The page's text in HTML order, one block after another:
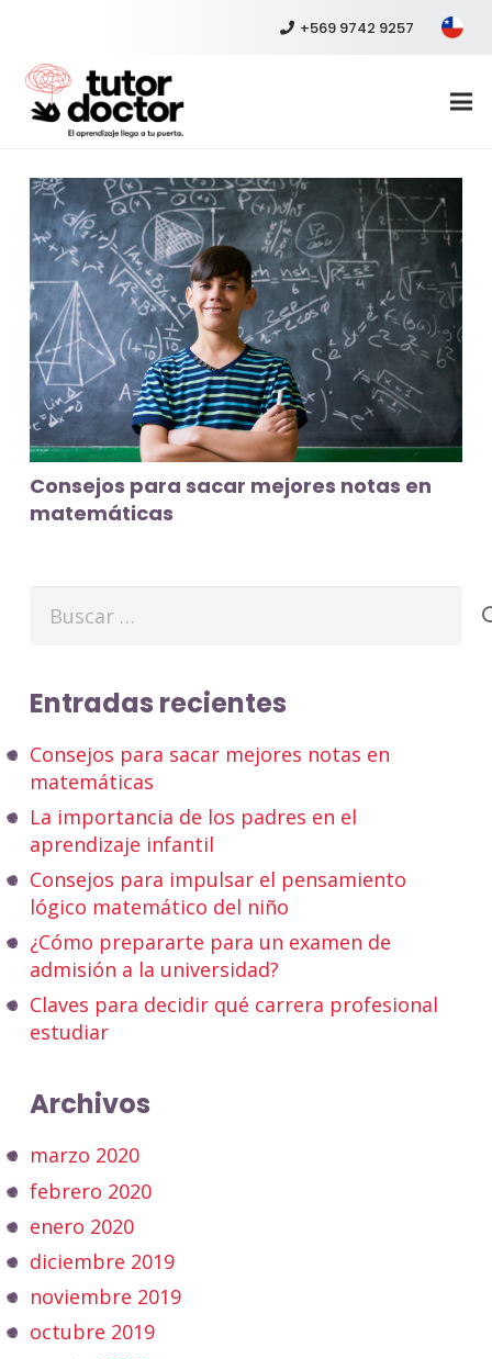
+569 9742 9257
Consejos para sacar mejores notas en
matemáticas
Entradas recientes
Consejos para sacar mejores notas en
matemáticas
La importancia de los padres en el
aprendizaje infantil
Consejos para impulsar el pensamiento
lógico matemático del niño
¿Cómo prepararte para un examen de
admisión a la universidad?
Claves para decidir qué carrera profesional
estudiar
Archivos
marzo 2020
febrero 2020
enero 2020
diciembre 2019
noviembre 2019
octubre 2019